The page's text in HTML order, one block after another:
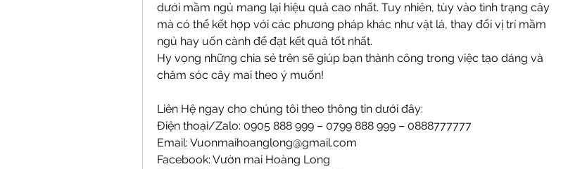
dưới mầm ngủ mang lại hiệu quả cao nhất. Tuy nhiên, tùy vào tình trạng cây
mà có thể kết hợp với các phương pháp khác như vặt lá, thay đổi vị trí mầm
ngủ hay uốn cành để đạt kết quả tốt nhất.
Hy vọng những chia sẻ trên sẽ giúp bạn thành công trong việc tạo dáng và
chăm sóc cây mai theo ý muốn!
Liên Hệ ngay cho chúng tôi theo thông tin dưới đây:
Điện thoại/Zalo: 0905 888 999 – 0799 888 999 – 0888777777
Email: Vuonmaihoanglong@gmail.com
Facebook: Vườn mai Hoàng Long